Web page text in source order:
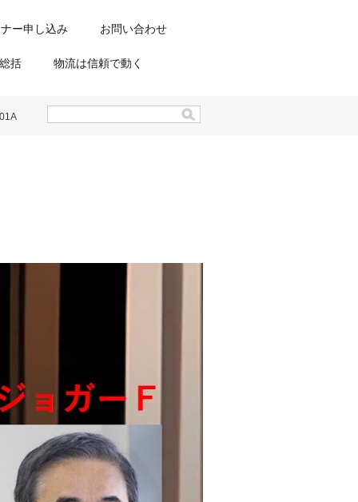
ー申し込み お問い合わせ
括 物流は信頼で動く